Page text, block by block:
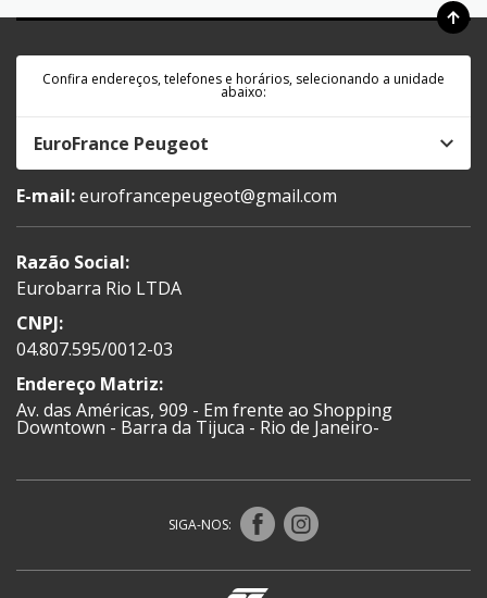
Confira endereços, telefones e horários, selecionando a unidade
abaixo:
EuroFrance Peugeot
E-mail:eurofrancepeugeot@gmail.com
Razão Social:
Eurobarra Rio LTDA
CNPJ:
04.807.595/0012-03
Endereço Matriz:
Av. das Américas, 909 - Em frente ao Shopping
Downtown - Barra da Tijuca - Rio de Janeiro-
SIGA-NOS: